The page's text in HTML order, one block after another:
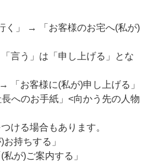
く」 → 「お客様のお宅へ(私が)
「言う」は「申し上げる」とな
「お客様に(私が)申し上げる」
へのお手紙」<向かう先の人物
ける場合もあります。
持ちする」
が)ご案内する」